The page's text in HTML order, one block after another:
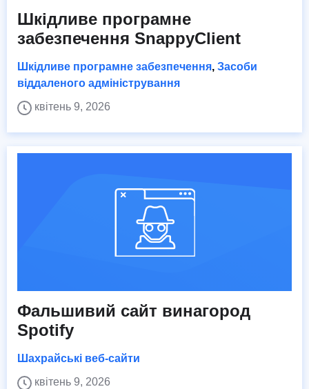
Шкідливе програмне
забезпечення SnappyClient
Шкідливе програмне забезпечення, Засоби
віддаленого адміністрування
квітень 9, 2026
Фальшивий сайт винагород
Spotify
Шахрайські веб-сайти
квітень 9, 2026